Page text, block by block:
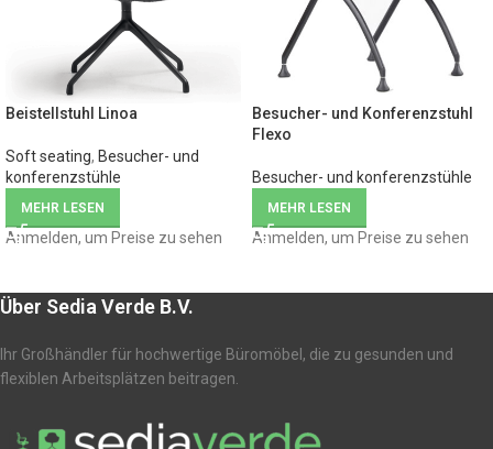
Beistellstuhl Linoa
Soft seating, Besucher- und
konferenzstühle
MEHR LESEN
Anmelden, um Preise zu sehen
Besucher- und Konferenzstuhl
Flexo
Besucher- und konferenzstühle
MEHR LESEN
Anmelden, um Preise zu sehen
Über Sedia Verde B.V.
Ihr Großhändler für hochwertige Büromöbel, die zu gesunden und
flexiblen Arbeitsplätzen beitragen.